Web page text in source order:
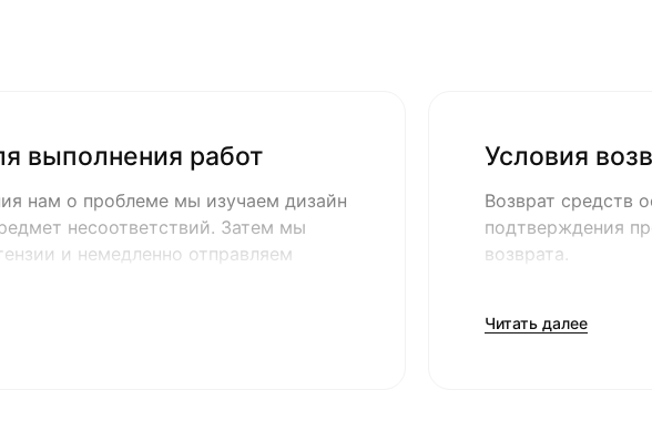
выполнения работ
нам о проблеме мы изучаем дизайн
несоответствий. Затем мы
и немедленно отправляем
Условия
Возврат средств
подтверждения
возврата.
Читать далее